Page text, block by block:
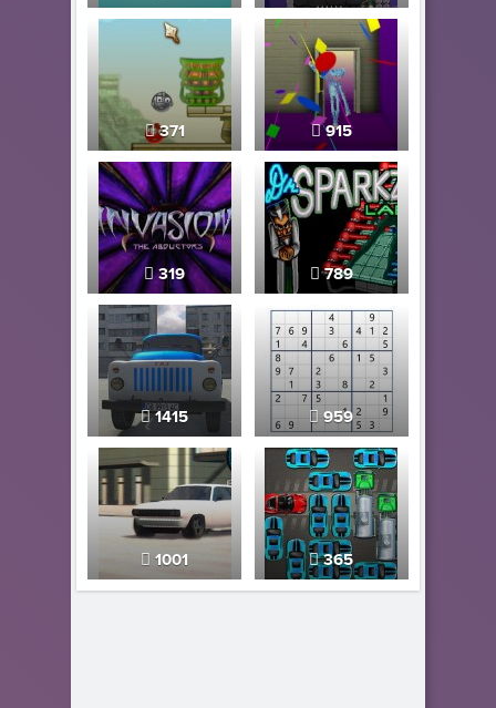
371 915
319 789
1415 959
1001 365